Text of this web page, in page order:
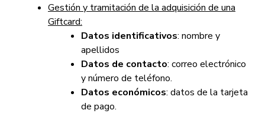
Gestión y tramitación de la adquisición de una
Giftcard:
Datos identificativos: nombre y
apellidos
Datos de contacto: correo electrónico
y número de teléfono.
Datos económicos: datos de la tarjeta
de pago.